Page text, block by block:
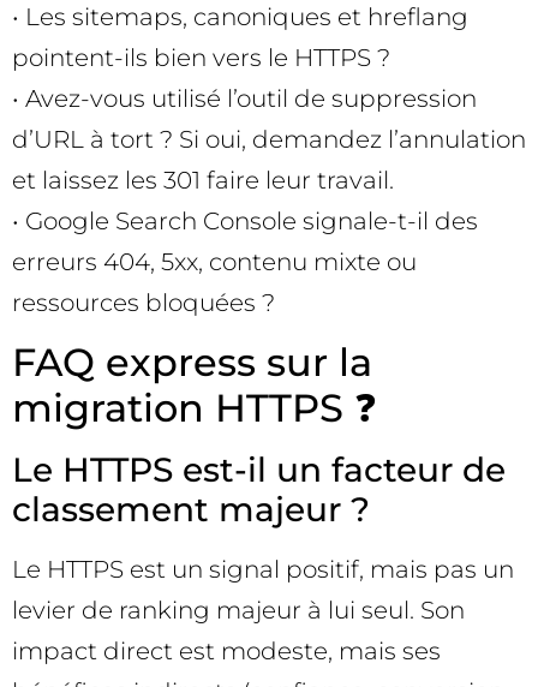
• Les sitemaps, canoniques et hreflang
pointent-ils bien vers le HTTPS ?
• Avez-vous utilisé l’outil de suppression
d’URL à tort ? Si oui, demandez l’annulation
et laissez les 301 faire leur travail.
• Google Search Console signale-t-il des
erreurs 404, 5xx, contenu mixte ou
ressources bloquées ?
FAQ express sur la
migration HTTPS ❓
Le HTTPS est-il un facteur de
classement majeur ?
Le HTTPS est un signal positif, mais pas un
levier de ranking majeur à lui seul. Son
impact direct est modeste, mais ses